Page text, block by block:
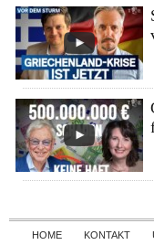
HOME KONTAKT